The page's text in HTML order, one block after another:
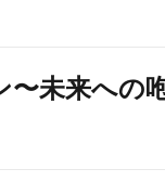
〜未来への